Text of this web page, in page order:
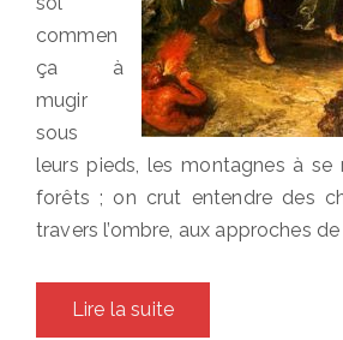
commen
ça à
mugir
sous
leurs pieds, les montagnes à se
forêts ; on crut entendre des
travers l’ombre, aux approches de
Lire la suite